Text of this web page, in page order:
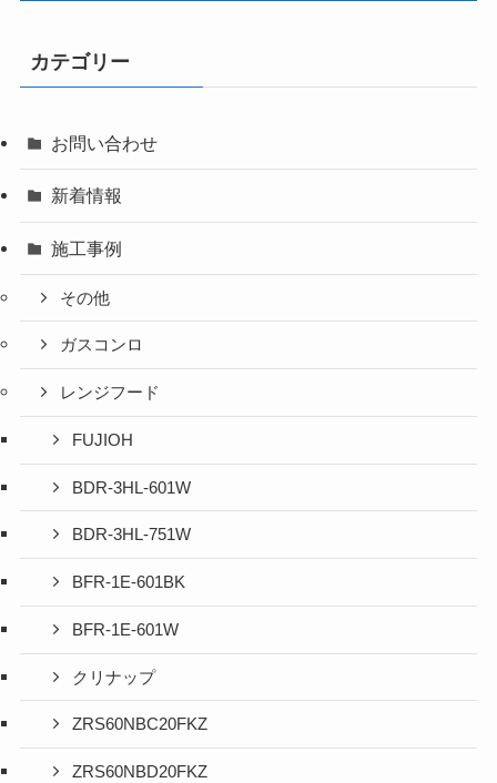
カテゴリー
お問い合わせ
新着情報
施工事例
その他
ガスコンロ
レンジフード
FUJIOH
BDR-3HL-601W
BDR-3HL-751W
BFR-1E-601BK
BFR-1E-601W
クリナップ
ZRS60NBC20FKZ
ZRS60NBD20FKZ